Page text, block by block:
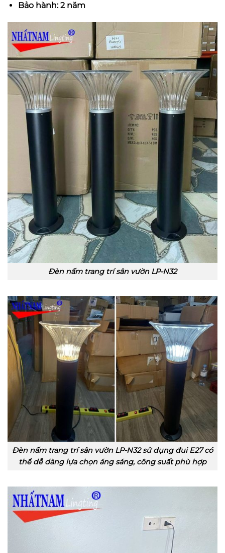
Bảo hành: 2 năm
Đèn nấm trang trí sân vườn LP-N32
Đèn nấm trang trí sân vườn LP-N32 sử dụng đui E27 có
thể dễ dàng lựa chọn áng sáng, công suất phù hợp